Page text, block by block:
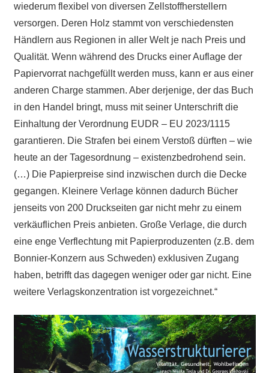
wiederum flexibel von diversen Zellstoffherstellern
versorgen. Deren Holz stammt von verschiedensten
Händlern aus Regionen in aller Welt je nach Preis und
Qualität. Wenn während des Drucks einer Auflage der
Papiervorrat nachgefüllt werden muss, kann er aus einer
anderen Charge stammen. Aber derjenige, der das Buch
in den Handel bringt, muss mit seiner Unterschrift die
Einhaltung der Verordnung EUDR – EU 2023/1115
garantieren. Die Strafen bei einem Verstoß dürften – wie
heute an der Tagesordnung – existenzbedrohend sein.
(…) Die Papierpreise sind inzwischen durch die Decke
gegangen. Kleinere Verlage können dadurch Bücher
jenseits von 200 Druckseiten gar nicht mehr zu einem
verkäuflichen Preis anbieten. Große Verlage, die durch
eine enge Verflechtung mit Papierproduzenten (z.B. dem
Bonnier-Konzern aus Schweden) exklusiven Zugang
haben, betrifft das dagegen weniger oder gar nicht. Eine
weitere Verlagskonzentration ist vorgezeichnet.“